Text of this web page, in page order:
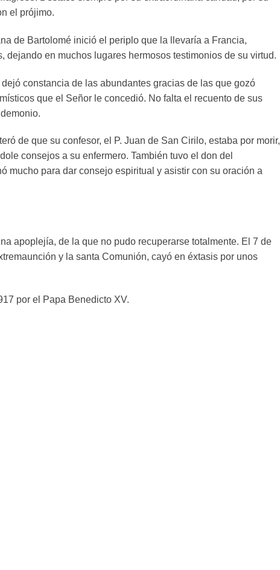
el prójimo.
de Bartolomé inició el periplo que la llevaría a Francia,
dejando en muchos lugares hermosos testimonios de su virtud.
constancia de las abundantes gracias de las que gozó
que el Señor le concedió. No falta el recuento de sus
de que su confesor, el P. Juan de San Cirilo, estaba por morir,
consejos a su enfermero. También tuvo el don del
mucho para dar consejo espiritual y asistir con su oración a
apoplejía, de la que no pudo recuperarse totalmente. El 7 de
y la santa Comunión, cayó en éxtasis por unos
por el Papa Benedicto XV.